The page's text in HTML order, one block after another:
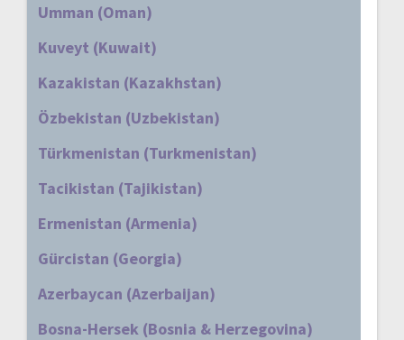
Umman (Oman)
Kuveyt (Kuwait)
Kazakistan (Kazakhstan)
Özbekistan (Uzbekistan)
Türkmenistan (Turkmenistan)
Tacikistan (Tajikistan)
Ermenistan (Armenia)
Gürcistan (Georgia)
Azerbaycan (Azerbaijan)
Bosna-Hersek (Bosnia & Herzegovina)